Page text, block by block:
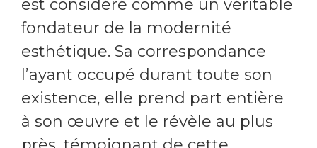
est considéré comme un véritable
fondateur de la modernité
esthétique. Sa correspondance
l’ayant occupé durant toute son
existence, elle prend part entière
à son œuvre et le révèle au plus